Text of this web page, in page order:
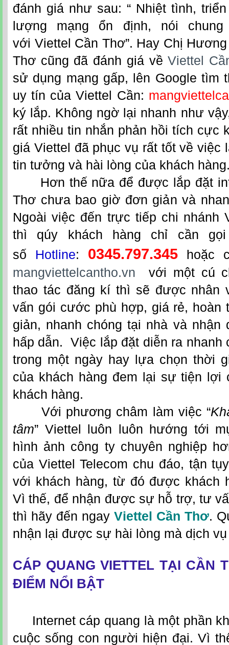
đánh giá như sau: “ Nhiệt tình,
lượng mạng ổn định, nói
với Viettel Cần Thơ”. Hay Chị
Thơ cũng đã đánh giá vềViettel
sử dụng mạng gấp, lên Google tìm
uy tín của Viettel Cần:
ký lắp. Không ngờ lại nhanh như
rất nhiều tin nhắn phản hồi tích cực
giá Viettel đã phục vụ rất tốt về việc
tin tưởng và hài lòng của khách
Hơn thế nữa để được lắp đặt
Thơ chưa bao giờ đơn giản và
Ngoài việc đến trực tiếp chi nhánh
thì qúy khách hàng chỉ cần
số Hotline: 0345.797.345 hoặc
mangviettelcantho.vn với một cú
thao tác đăng kí thì sẽ được nhân
vấn gói cước phù hợp, giá rẻ, hoàn
giản, nhanh chóng tại nhà và nhận
hấp dẫn. Việc lắp đặt diễn ra nhanh
trong một ngày hay lựa chọn thời
của khách hàng đem lại sự tiện lợi
khách hàng.
Với phương châm làm việc “
tâm” Viettel luôn luôn hướng tới
hình ảnh công ty chuyên nghiệp
của Viettel Telecom chu đáo, tận
với khách hàng, từ đó được khách
Vì thế, để nhận được sự hỗ trợ, tư
thì hãy đến ngay Viettel Cần Thơ.
nhận lại được sự hài lòng mà dịch
CÁP QUANG VIETTEL TẠI CẦN
ĐIỂM NỔI BẬT
Internet cáp quang là một phần
cuộc sống con người hiện đại. Vì